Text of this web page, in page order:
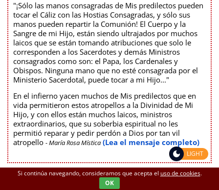
"¡Sólo las manos consagradas de Mis predilectos pueden
tocar el Cáliz con las Hostias Consagradas, y sólo sus
manos pueden repartir la Comunión! El Cuerpo y la
Sangre de mi Hijo, están siendo ultrajados por muchos
laicos que se están tomando atribuciones que solo le
corresponden a los Sacerdotes y demás Ministros
consagrados como son: el Papa, los Cardenales y
Obispos. Ninguna mano que no esté consagrada por el
Ministerio Sacerdotal, puede tocar a mi Hijo..."
En el infierno yacen muchos de Mis predilectos que en
vida permitieron estos atropellos a la Divinidad de Mi
Hijo, y con ellos están muchos laicos, ministros
extraordinarios, que su soberbia espiritual no les
permitió reparar y pedir perdón a Dios por tan vil
atropello - María Rosa Mística (Lea el mensaje completo)
LA ORACIÓN, MEDICINA PARA UNA VIDA
Si continúa navegando, consideramos que acepta el uso de cookies.
OK
LIGHT